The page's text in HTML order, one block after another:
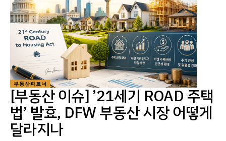
부동산파트너
[부동산 이슈] ’21세기 ROAD 주택
법’ 발효, DFW 부동산 시장 어떻게
달라지나